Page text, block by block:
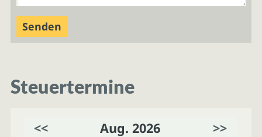
Steuertermine
<< Aug. 2026 >>